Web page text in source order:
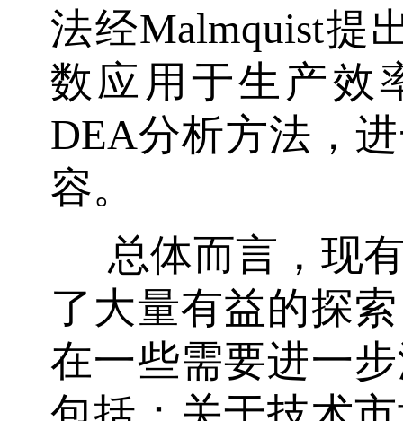
法经Malmquist提
数应用于生产效
DEA分析方法，
容。
总体而言，现
了大量有益的探
在一些需要进一